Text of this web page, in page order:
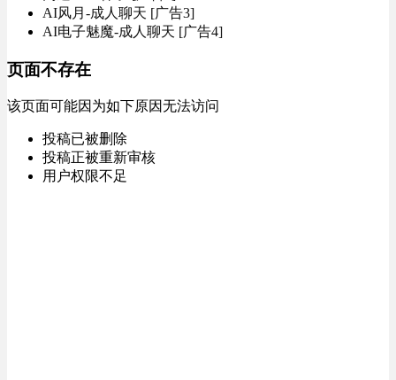
AI风月-成人聊天 [广告3]
AI电子魅魔-成人聊天 [广告4]
页面不存在
该页面可能因为如下原因无法访问
投稿已被删除
投稿正被重新审核
用户权限不足